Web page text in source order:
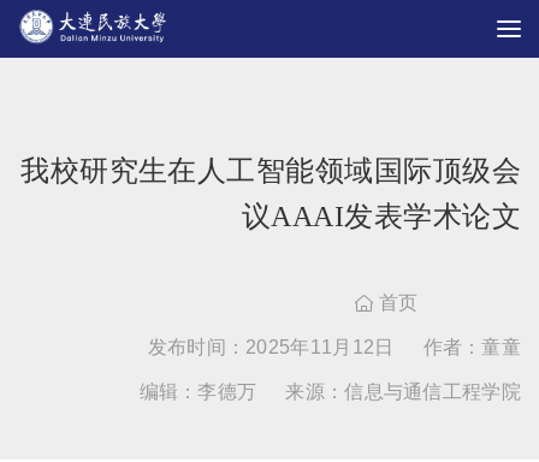
我校研究生在人工智能领域国际顶级会
议AAAI发表学术论文
 首页
发布时间：2025年11月12日 作者：童童
编辑：李德万 来源：信息与通信工程学院